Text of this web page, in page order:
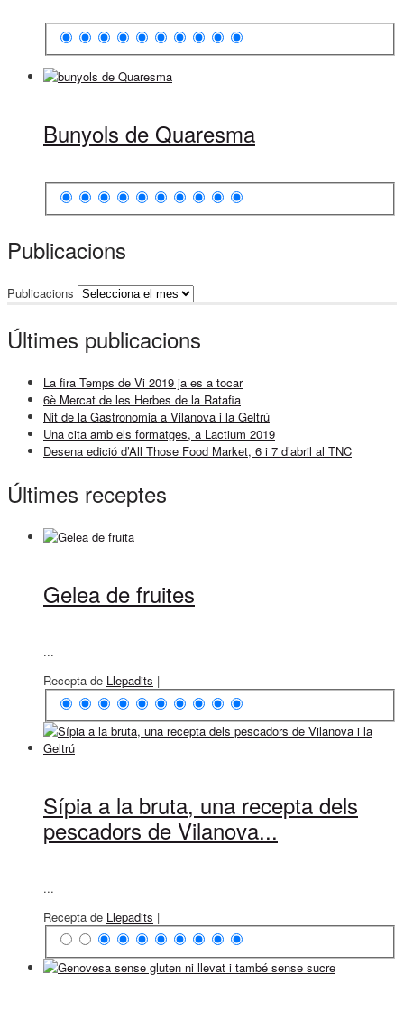
Bunyols de Quaresma
Publicacions
Publicacions
Últimes publicacions
La fira Temps de Vi 2019 ja es a tocar
6è Mercat de les Herbes de la Ratafia
Nit de la Gastronomia a Vilanova i la Geltrú
Una cita amb els formatges, a Lactium 2019
Desena edició d’All Those Food Market, 6 i 7 d’abril al TNC
Últimes receptes
Gelea de fruites
...
Recepta de Llepadits |
Sípia a la bruta, una recepta dels
pescadors de Vilanova...
...
Recepta de Llepadits |